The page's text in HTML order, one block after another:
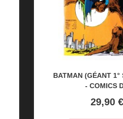
BATMAN (GÉANT 1°
- COMICS
Prix
29,90 €